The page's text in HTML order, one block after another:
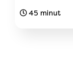
45 minut